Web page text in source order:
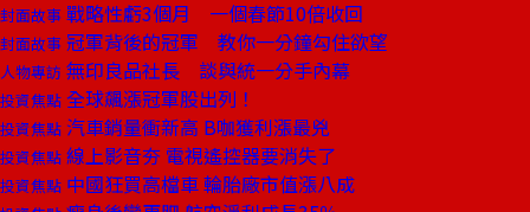
封面故事 戰略性虧3個月 一個春節10倍收回
封面故事 冠軍背後的冠軍 教你一分鐘勾住欲望
人物專訪 無印良品社長 談與統一分手內幕
投資焦點 全球飆漲冠軍股出列！
投資焦點 汽車銷量衝新高 B咖獲利漲最兇
投資焦點 線上影音夯 電視遙控器要消失了
投資焦點 中國狂買高檔車 輪胎廠市值漲八成